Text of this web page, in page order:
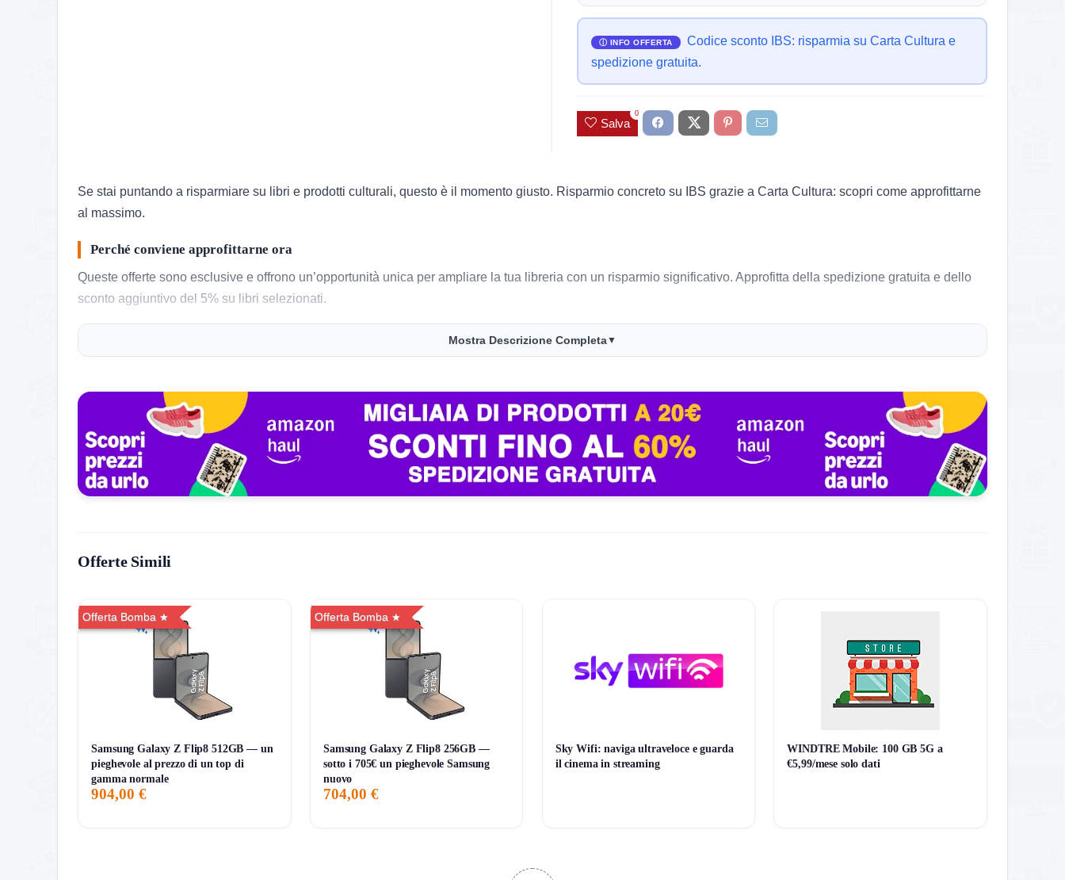
Codice sconto IBS: risparmia su Carta Cultura e
spedizione gratuita.
Salva
0
Se stai puntando a risparmiare su libri e prodotti culturali, questo è il momento giusto. Risparmio concreto su IBS grazie a Carta Cultura: scopri come approfittarne
al massimo.
Perché conviene approfittarne ora
Queste offerte sono esclusive e offrono un’opportunità unica per ampliare la tua libreria con un risparmio significativo. Approfitta della spedizione gratuita e dello
sconto aggiuntivo del 5% su libri selezionati.
Accedi alla pagina ufficiale tramite il pulsante in alto.
Scegli i prodotti idonei e aggiungili al carrello.
Lo sconto è applicato automaticamente al carrello.
Verifica il totale e completa l’ordine.
Dove:Solo sul sito ufficiale IBS
Quantità limitate / Prodotti selezionati
Termini e condizioni da sapere
L’offerta è valida sugli articoli selezionati. Non cumulabile con altre promozioni (salvo diversa indicazione). Controlla sempre il carrello finale.
Scadenza offerta
La promozione è valida fino al , salvo chiusura anticipata.
Mostra Descrizione Completa▼
Offerte Simili
Offerta Bomba
Samsung Galaxy Z Flip8 512GB — un
pieghevole al prezzo di un top di
gamma normale
904,00 €
Offerta Bomba
Samsung Galaxy Z Flip8 256GB —
sotto i 705€ un pieghevole Samsung
nuovo
704,00 €
Sky Wifi: naviga ultraveloce e guarda
il cinema in streaming
WINDTRE Mobile: 100 GB 5G a
€5,99/mese solo dati